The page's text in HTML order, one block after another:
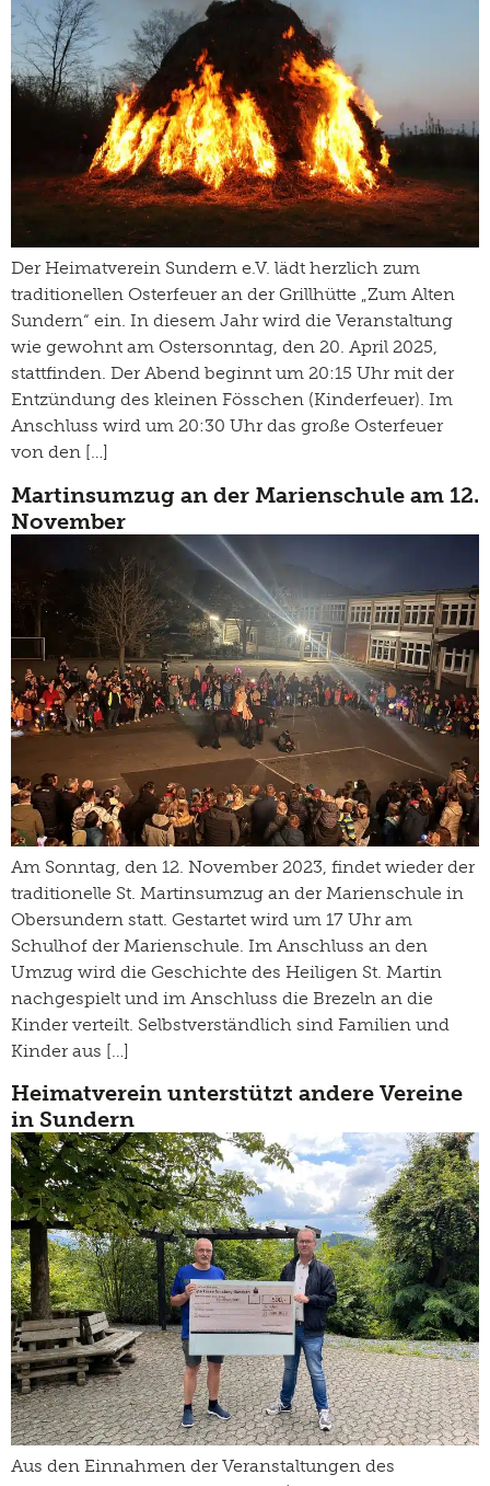
Der Heimatverein Sundern e.V. lädt herzlich zum
traditionellen Osterfeuer an der Grillhütte „Zum Alten
Sundern“ ein. In diesem Jahr wird die Veranstaltung
wie gewohnt am Ostersonntag, den 20. April 2025,
stattfinden. Der Abend beginnt um 20:15 Uhr mit der
Entzündung des kleinen Fösschen (Kinderfeuer). Im
Anschluss wird um 20:30 Uhr das große Osterfeuer
von den […]
Martinsumzug an der Marienschule am 12.
November
Am Sonntag, den 12. November 2023, findet wieder der
traditionelle St. Martinsumzug an der Marienschule in
Obersundern statt. Gestartet wird um 17 Uhr am
Schulhof der Marienschule. Im Anschluss an den
Umzug wird die Geschichte des Heiligen St. Martin
nachgespielt und im Anschluss die Brezeln an die
Kinder verteilt. Selbstverständlich sind Familien und
Kinder aus […]
Heimatverein unterstützt andere Vereine
in Sundern
Aus den Einnahmen der Veranstaltungen des